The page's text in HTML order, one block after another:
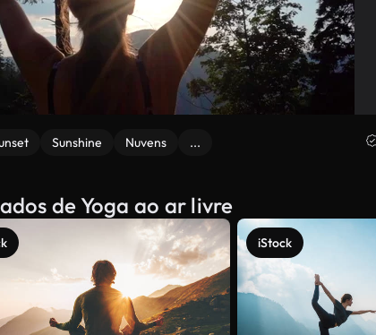
Sunshine Nuvens ...
de Yoga ao ar livre
iStock